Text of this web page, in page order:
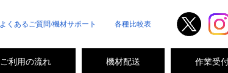
よくあるご質問/機材サポート 各種比較表
作業受
機材配送
ご利用の流れ